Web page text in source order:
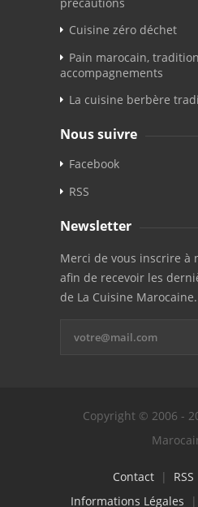
Cuisine zéro déchet
Pain marocain,
accompagnements
La cuisine berbère
Nous suivre
Facebook
RSS
Newsletter
Merci de vous inscrire à
afin de recevoir les
de La Cuisine Marocaine.
Copyright © 2006 -
Contact| RSS
Informations Légales |